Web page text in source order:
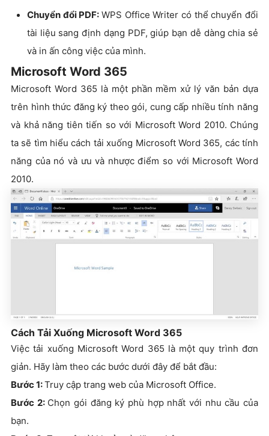
Chuyển đổi PDF: WPS Office Writer có thể chuyển đổi
tài liệu sang định dạng PDF, giúp bạn dễ dàng chia sẻ
và in ấn công việc của mình.
Microsoft Word 365
Microsoft Word 365 là một phần mềm xử lý văn bản dựa
trên hình thức đăng ký theo gói, cung cấp nhiều tính năng
và khả năng tiên tiến so với Microsoft Word 2010. Chúng
ta sẽ tìm hiểu cách tải xuống Microsoft Word 365, các tính
năng của nó và ưu và nhược điểm so với Microsoft Word
2010.
Cách Tải Xuống Microsoft Word 365
Việc tải xuống Microsoft Word 365 là một quy trình đơn
giản. Hãy làm theo các bước dưới đây để bắt đầu:
Bước 1:Truy cập trang web của Microsoft Office.
Bước 2: Chọn gói đăng ký phù hợp nhất với nhu cầu của
bạn.